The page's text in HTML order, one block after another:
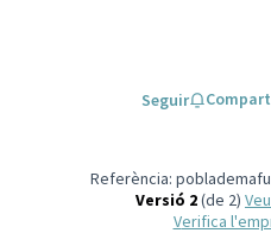
Seguir
Referència:
Versió 2(de 2)
Verifica